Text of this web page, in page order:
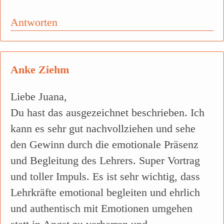
Antworten
Anke Ziehm
Liebe Juana,
Du hast das ausgezeichnet beschrieben. Ich
kann es sehr gut nachvollziehen und sehe
den Gewinn durch die emotionale Präsenz
und Begleitung des Lehrers. Super Vortrag
und toller Impuls. Es ist sehr wichtig, dass
Lehrkräfte emotional begleiten und ehrlich
und authentisch mit Emotionen umgehen